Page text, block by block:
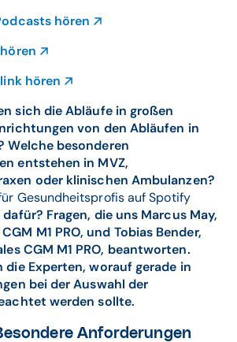
hören
hören
sich die Abläufe in großen
von den Abläufen in
Welche besonderen
entstehen in MVZ,
oder klinischen Ambulanzen?
Gesundheitsprofis auf Spotify
Fragen, die uns Marcus May,
M1 PRO, und Tobias Bender,
CGM M1 PRO, beantworten.
die Experten, worauf gerade in
bei der Auswahl der
werden sollte.
Anforderungen